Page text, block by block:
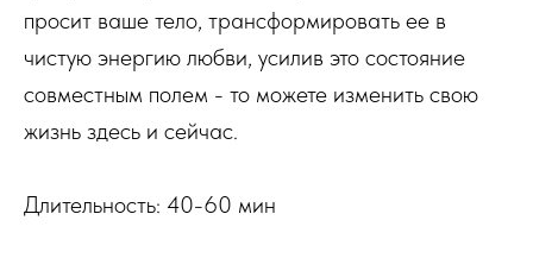
просит ваше тело, трансформировать ее в
чистую энергию любви, усилив это состояние
совместным полем - то можете изменить свою
жизнь здесь и сейчас.
Длительность: 40-60 мин